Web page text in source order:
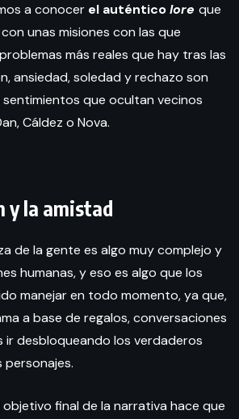
a conocer el auténticolore que
unas misiones con las que
más reales que hay tras las
ansiedad, soledad y rechazo son
que ocultan vecinos
Cáldez o Nova.
y la amistad
de la gente es algo muy complejo y
humanas, y eso es algo que los
manejar en todo momento, ya que,
a base de regalos, conversaciones
ir desbloqueando los verdaderos
final de la narrativa hace que